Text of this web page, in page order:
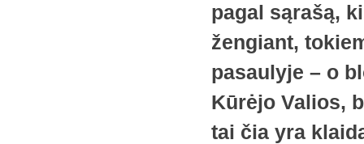
pagal sąrašą,
žengiant,
pasaulyje – o
Kūrėjo Valios,
tai čia yra